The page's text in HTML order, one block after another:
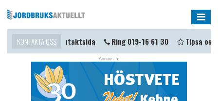
KONTAKTA OSS
i kontakt? Kontaktsida Ring 019-16 61 30 Tipsa oss